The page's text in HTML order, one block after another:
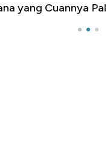
yang Cuannya